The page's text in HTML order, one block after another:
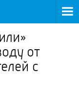
от
с